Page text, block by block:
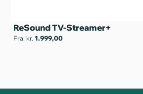
ReSound TV-Streamer+
Fra: kr. 1.999,00